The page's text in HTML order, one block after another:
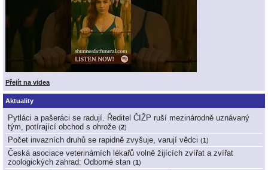
Přejít na videa
Aktuality
Pytláci a pašeráci se radují. Ředitel ČIŽP ruší mezinárodně uznávaný
tým, potírající obchod s ohrože (2)
Počet invazních druhů se rapidně zvyšuje, varují vědci (1)
Česká asociace veterinárních lékařů volně žijících zvířat a zvířat
zoologických zahrad: Odborné stan (1)